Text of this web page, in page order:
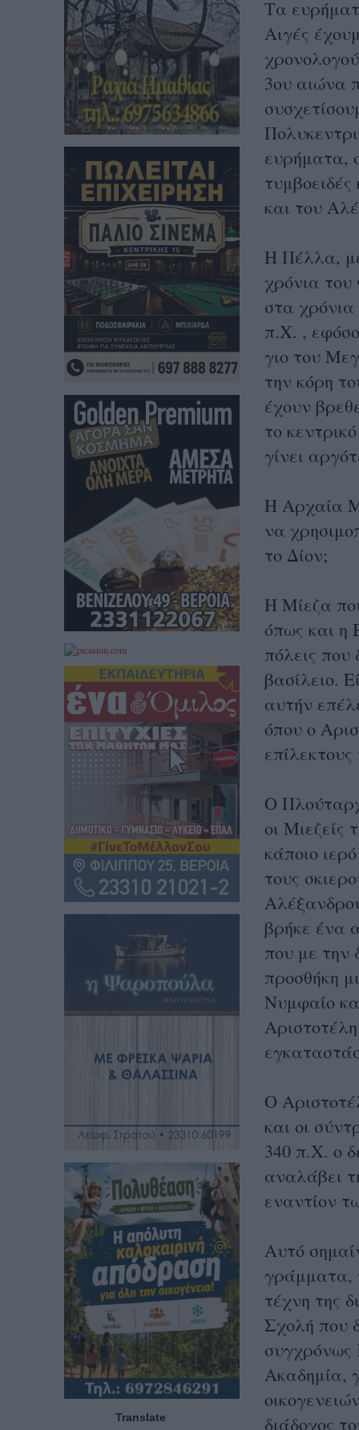
Τα
Αιγές
3ου αιώνα
ευρήματα,
και του
Η Πέλλα,
χρόνια του
στα
π.Χ. ,
γιο του
την κόρη
έχουν
το
γίνει
Η Αρχαία
να
το Δίον;
Η Μίεζα
όπως και η
πόλεις που
βασίλειο.
αυτήν
όπου ο
Ο
οι Μιεζείς
κάποιο
τους
βρήκε ένα
που με την
προσθήκη
Νυμφαίο
Ο
και οι
340 π.Χ. ο
αναλάβει
εναντίον
Αυτό
γράμματα,
τέχνη της
Σχολή που
συγχρόνως
Ακαδημία,
διάδοχος
Translate